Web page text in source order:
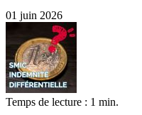
01 juin 2026
Temps de lecture : 1 min.